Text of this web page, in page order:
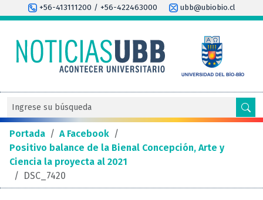
+56-413111200 / +56-422463000 ubb@ubiobio.cl
Portada / A Facebook /
Positivo balance de la Bienal Concepción, Arte y
Ciencia la proyecta al 2021
/ DSC_7420